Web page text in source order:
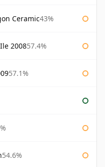
Ceramic43%
200857.4%
57.1%
54.6%